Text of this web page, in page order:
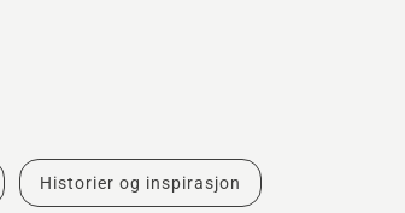
Historier og inspirasjon